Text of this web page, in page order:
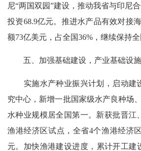
尼“两国双园”建设，推动我省与印尼
投资68.9亿元。推进水产品有效对接
额73亿美元，占全国36%，继续保持全
五、加强基础建设，产业基础设施
实施水产种业振兴计划，启动建
究中心，新增一批国家级水产良种场
水种业规模居全国第一。新获批晋江
渔港经济区试点，全省4个渔港经济
元。加快渔港建设进度，累计开工建